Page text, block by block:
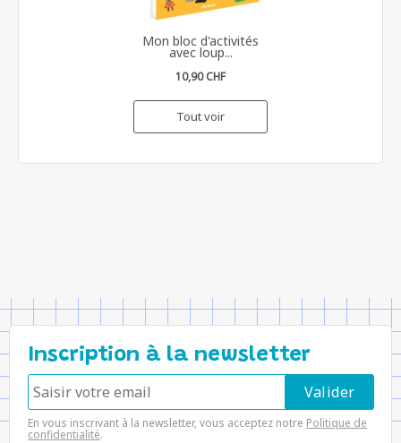
Mon bloc d'activités
avec loup...
10,90 CHF
Tout voir
Inscription à la newsletter
En vous inscrivant à la newsletter, vous acceptez notre Politique de
confidentialité.